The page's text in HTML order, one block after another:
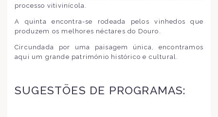
processo vitivinícola.
A quinta encontra-se rodeada pelos vinhedos que
produzem os melhores néctares do Douro.
Circundada por uma paisagem única, encontramos
aqui um grande património histórico e cultural.
SUGESTÕES DE PROGRAMAS: